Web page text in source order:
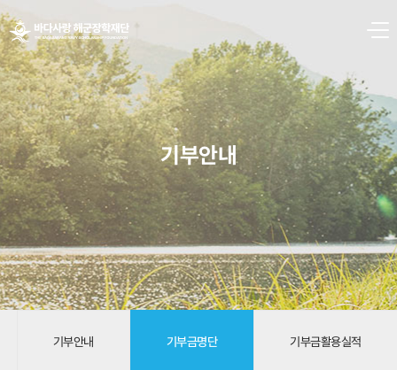
본문 바로가기
기부안내
기부안내 기부금명단 기부금활용실적